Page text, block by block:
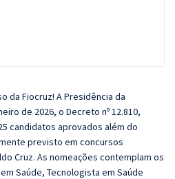
da Fiocruz! A Presidência da
de 2026, o Decreto nº 12.810,
candidatos aprovados além do
previsto em concursos
Cruz. As nomeações contemplam os
Saúde, Tecnologista em Saúde